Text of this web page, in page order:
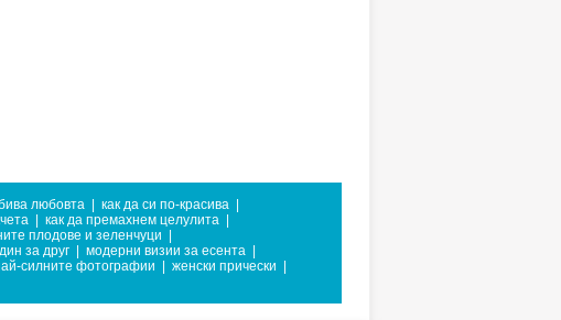
любовта как да си по-красива
как да премахнем целулита
плодове и зеленчуци
за друг модерни визии за есента
силните фотографии женски прически